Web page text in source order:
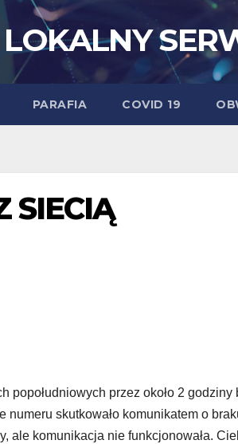
PARAFIA COVID 19
SIECIĄ
przez około 2 godziny
skutkowało komunikatem o
ale komunikacja nie funkcjonowała.